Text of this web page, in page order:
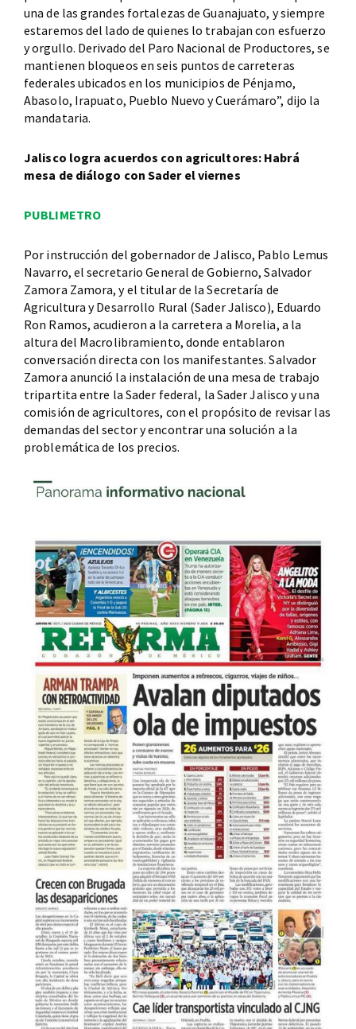
una de las grandes fortalezas de Guanajuato, y siempre
estaremos del lado de quienes lo trabajan con esfuerzo
y orgullo. Derivado del Paro Nacional de Productores, se
mantienen bloqueos en seis puntos de carreteras
federales ubicados en los municipios de Pénjamo,
Abasolo, Irapuato, Pueblo Nuevo y Cuerámaro”, dijo la
mandataria.
Jalisco logra acuerdos con agricultores: Habrá
mesa de diálogo con Sader el viernes
PUBLIMETRO
Por instrucción del gobernador de Jalisco, Pablo Lemus
Navarro, el secretario General de Gobierno, Salvador
Zamora Zamora, y el titular de la Secretaría de
Agricultura y Desarrollo Rural (Sader Jalisco), Eduardo
Ron Ramos, acudieron a la carretera a Morelia, a la
altura del Macrolibramiento, donde entablaron
conversación directa con los manifestantes. Salvador
Zamora anunció la instalación de una mesa de trabajo
tripartita entre la Sader federal, la Sader Jalisco y una
comisión de agricultores, con el propósito de revisar las
demandas del sector y encontrar una solución a la
problemática de los precios.